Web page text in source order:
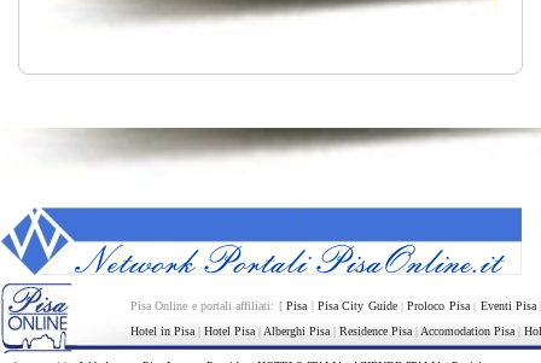
Pisa Online e portali affiliati: [Pisa | Pisa City Guide|Proloco Pisa| Eventi Pisa
Hotel in Pisa | Hotel Pisa | Alberghi Pisa | Residence Pisa | Accomodation Pisa |